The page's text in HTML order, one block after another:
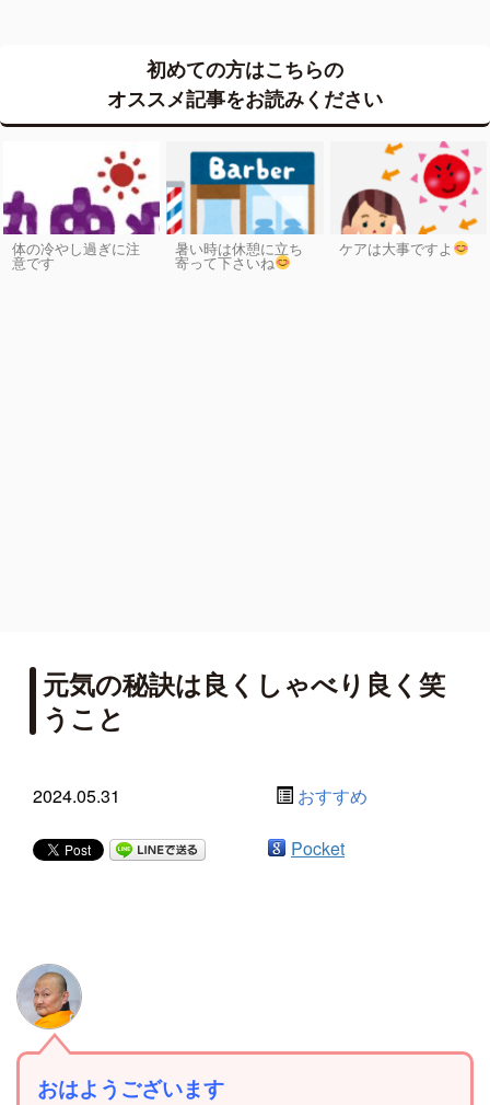
初めての方はこちらの
オススメ記事をお読みください
体の冷やし過ぎに注
意です
暑い時は休憩に立ち
寄って下さいね
ケアは大事ですよ
元気の秘訣は良くしゃべり良く笑
うこと
2024.05.31 おすすめ
Pocket
おはようございます